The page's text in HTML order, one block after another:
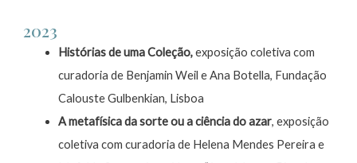
2023
Histórias de uma Coleção,exposição coletiva com
curadoria de Benjamin Weil e Ana Botella, Fundação
Calouste Gulbenkian, Lisboa
A metafísica da sorte ou a ciência do azar, exposição
coletiva com curadoria de Helena Mendes Pereira e